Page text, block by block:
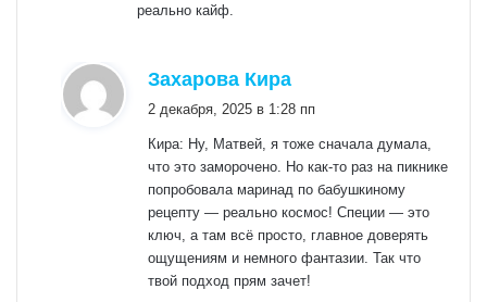
реально кайф.
Захарова Кира
2 декабря, 2025 в 1:28 пп
Кира: Ну, Матвей, я тоже сначала думала,
что это заморочено. Но как-то раз на пикнике
попробовала маринад по бабушкиному
рецепту — реально космос! Специи — это
ключ, а там всё просто, главное доверять
ощущениям и немного фантазии. Так что
твой подход прям зачет!